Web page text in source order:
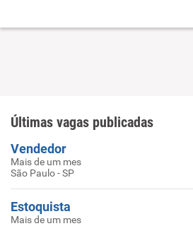
Últimas vagas publicadas
Vendedor
Mais de um mes
São Paulo - SP
Estoquista
Mais de um mes